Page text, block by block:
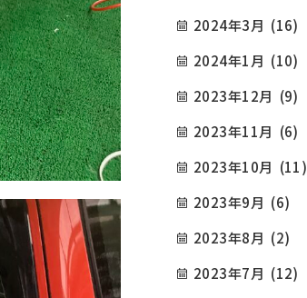
PRIVACY POLICY
プライバシーポリシー
CONTACT
お問い合わせ
3843
間 ／ 9:00〜18:00
2024年3月 (16)
2024年1月 (10)
2023年12月 (9)
2023年11月 (6)
2023年10月 (11)
2023年9月 (6)
2023年8月 (2)
2023年7月 (12)